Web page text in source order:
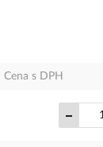
Cena s DPH